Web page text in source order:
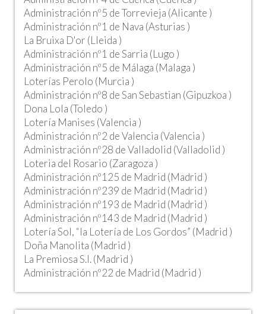
Administración nº5 de Torrevieja (Alicante )
Administración nº1 de Nava (Asturias )
La Bruixa D'or (Lleida )
Administración nº1 de Sarria (Lugo )
Administración nº5 de Málaga (Malaga )
Loterías Perolo (Murcia )
Administración nº8 de San Sebastian (Gipuzkoa )
Dona Lola (Toledo )
Lotería Manises (Valencia )
Administración nº2 de Valencia (Valencia )
Administración nº28 de Valladolid (Valladolid )
Loteria del Rosario (Zaragoza )
Administración nº125 de Madrid (Madrid )
Administración nº239 de Madrid (Madrid )
Administración nº193 de Madrid (Madrid )
Administración nº143 de Madrid (Madrid )
Lotería Sol, “la Lotería de Los Gordos” (Madrid )
Doña Manolita (Madrid )
La Premiosa S.l. (Madrid )
Administración nº22 de Madrid (Madrid )